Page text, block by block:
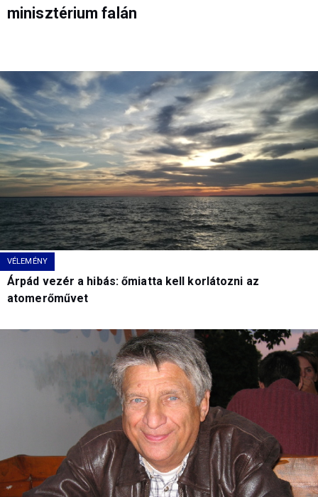
minisztérium falán
VÉLEMÉNY
Árpád vezér a hibás: őmiatta kell korlátozni az
atomerőművet